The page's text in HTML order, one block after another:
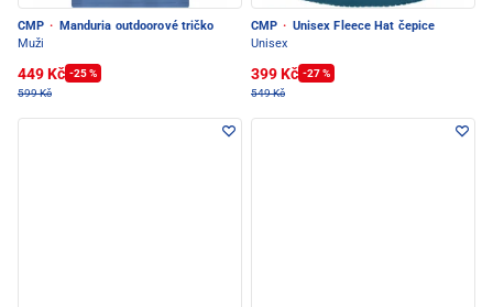
CMP ·
Manduria outdoorové tričko
Muži
449 Kč -25 %
599 Kč
CMP · Unisex Fleece Hat čepice
Unisex
399 Kč -27 %
549 Kč